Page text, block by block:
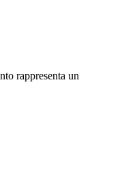
rappresenta un